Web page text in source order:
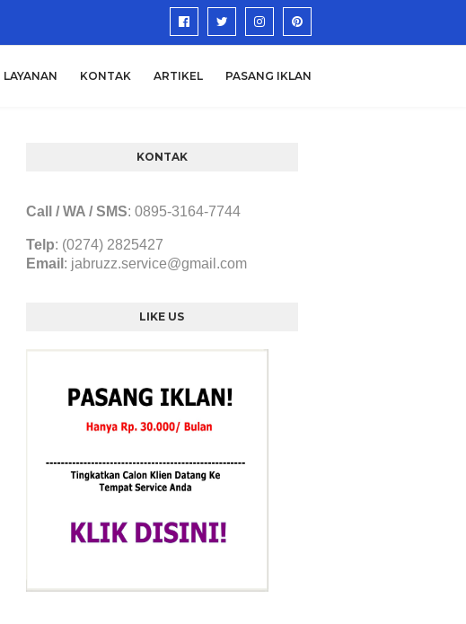
LAYANAN KONTAK ARTIKEL PASANG IKLAN
KONTAK
Call / WA / SMS: 0895-3164-7744
Telp: (0274) 2825427
Email : jabruzz.service@gmail.com
LIKE US